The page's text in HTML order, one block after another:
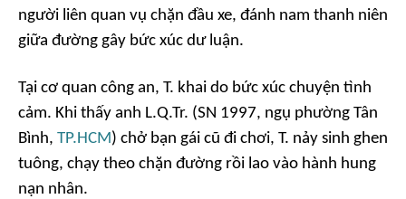
người liên quan vụ chặn đầu xe, đánh nam thanh niên
giữa đường gây bức xúc dư luận.
Tại cơ quan công an, T. khai do bức xúc chuyện tình
cảm. Khi thấy anh L.Q.Tr. (SN 1997, ngụ phường Tân
Bình, TP.HCM) chở bạn gái cũ đi chơi, T. nảy sinh ghen
tuông, chạy theo chặn đường rồi lao vào hành hung
nạn nhân.